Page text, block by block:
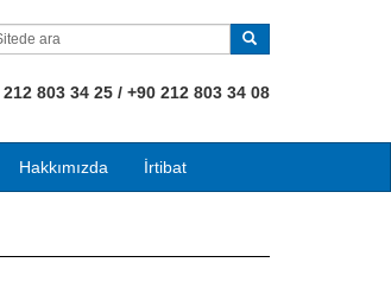
212 803 34 25 / +90 212 803 34 08
Hakkımızda İrtibat